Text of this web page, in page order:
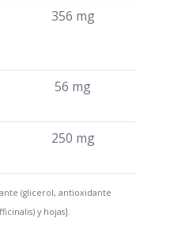
356 mg
56 mg
250 mg
(glicerol, antioxidante
y hojas].